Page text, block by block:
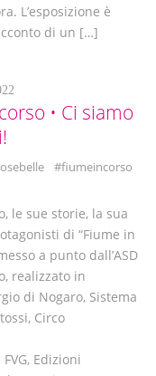
L’esposizione è
di un […]
• Ci siamo
#fiumeincorso
le sue storie, la sua
di “Fiume in
a punto dall’ASD
realizzato in
di Nogaro, Sistema
Circo
Edizioni